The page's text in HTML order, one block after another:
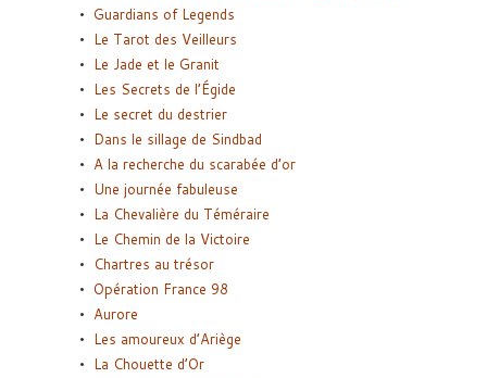
Guardians of Legends
Le Tarot des Veilleurs
Le Jade et le Granit
Les Secrets de l’Égide
Le secret du destrier
Dans le sillage de Sindbad
A la recherche du scarabée d’or
Une journée fabuleuse
La Chevalière du Téméraire
Le Chemin de la Victoire
Chartres au trésor
Opération France 98
Aurore
Les amoureux d’Ariège
La Chouette d’Or